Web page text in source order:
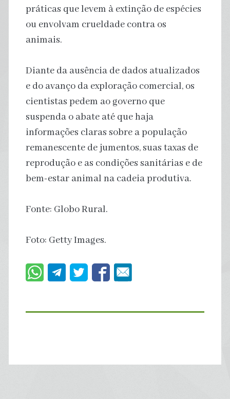
práticas que levem à extinção de espécies
ou envolvam crueldade contra os
animais.
Diante da ausência de dados atualizados
e do avanço da exploração comercial, os
cientistas pedem ao governo que
suspenda o abate até que haja
informações claras sobre a população
remanescente de jumentos, suas taxas de
reprodução e as condições sanitárias e de
bem-estar animal na cadeia produtiva.
Fonte: Globo Rural.
Foto: Getty Images.